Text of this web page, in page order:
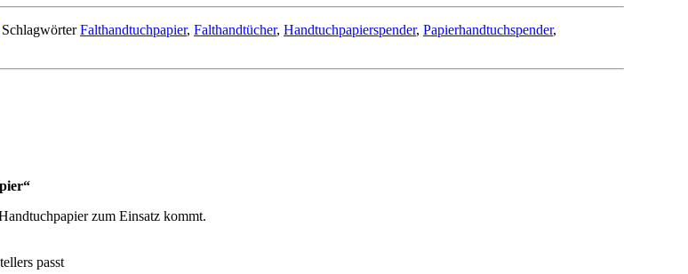
Schlagwörter Falthandtuchpapier, Falthandtücher, Handtuchpapierspender, Papierhandtuchspender,
zum Einsatz kommt.
passt